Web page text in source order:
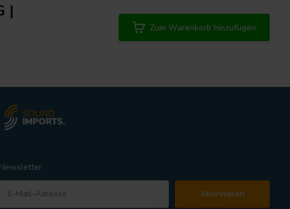
|
Zum Warenkorb hinzufügen
Newsletter
Abonnieren